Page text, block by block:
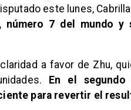
este lunes,
número 7 del mundo y
a favor de Zhu,
En el
para revertir el